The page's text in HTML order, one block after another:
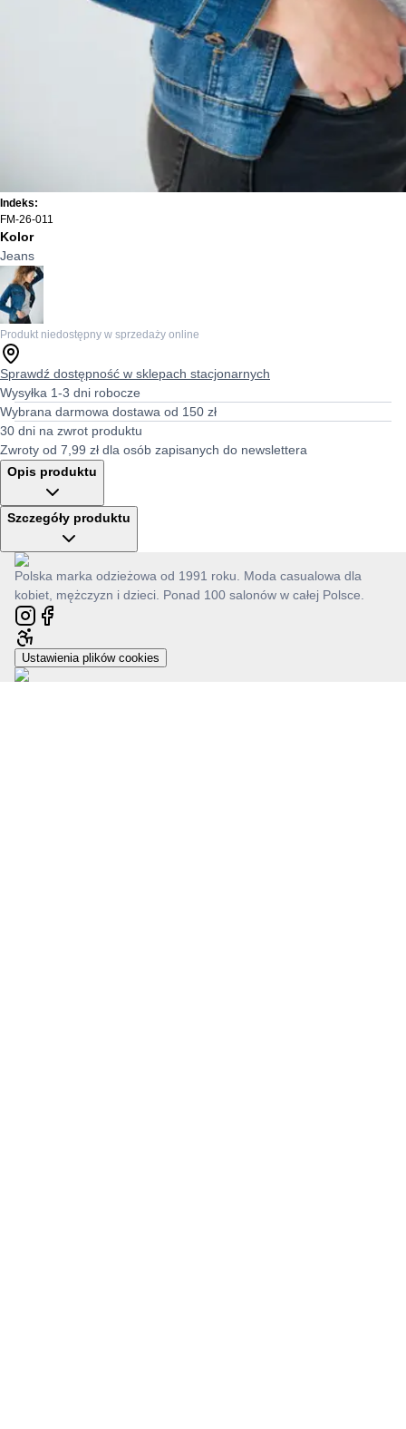
Indeks:
FM-26-011
Kolor
Jeans
Produkt niedostępny w sprzedaży online
Sprawdź dostępność w sklepach stacjonarnych
Wysyłka 1-3 dni robocze
Wybrana darmowa dostawa od 150 zł
30 dni na zwrot produktu
Zwroty od 7,99 zł dla osób zapisanych do newslettera
Opis produktu
Szczegóły produktu
Polska marka odzieżowa od 1991 roku. Moda casualowa dla
kobiet, mężczyzn i dzieci. Ponad 100 salonów w całej Polsce.
Ustawienia plików cookies